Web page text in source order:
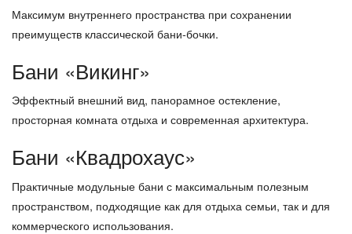
Максимум внутреннего пространства при сохранении
преимуществ классической бани-бочки.
Бани «Викинг»
Эффектный внешний вид, панорамное остекление,
просторная комната отдыха и современная архитектура.
Бани «Квадрохаус»
Практичные модульные бани с максимальным полезным
пространством, подходящие как для отдыха семьи, так и для
коммерческого использования.